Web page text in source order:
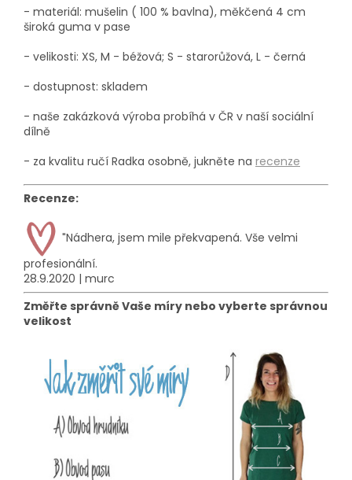
- materiál: mušelin ( 100 % bavlna), měkčená 4 cm
široká guma v pase
- velikosti: XS, M - béžová; S - starorůžová, L - černá
- dostupnost: skladem
- naše zakázková výroba probíhá v ČR v naší sociální
dílně
- za kvalitu ručí Radka osobně, jukněte na recenze
Recenze:
"Nádhera, jsem mile překvapená. Vše velmi
profesionální.
28.9.2020 | murc
Změřte správně Vaše míry nebo vyberte správnou
velikost